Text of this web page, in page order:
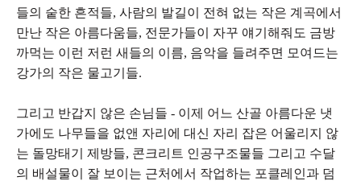
들의 숱한 흔적들, 사람의 발길이 전혀 없는 작은 계곡에서
만난 작은 아름다움들, 전문가들이 자꾸 얘기해줘도 금방
까먹는 이런 저런 새들의 이름, 음악을 들려주면 모여드는
강가의 작은 물고기들.
그리고 반갑지 않은 손님들 - 이제 어느 산골 아름다운 냇
가에도 나무들을 없앤 자리에 대신 자리 잡은 어울리지 않
는 돌망태기 제방들, 콘크리트 인공구조물들 그리고 수달
의 배설물이 잘 보이는 근처에서 작업하는 포클레인과 덤